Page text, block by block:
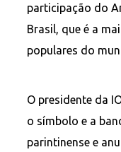
participação do
Brasil, que é a
populares do
O presidente da
o símbolo e a
parintinense e